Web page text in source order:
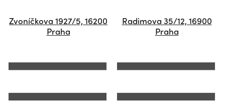
Zvoníčkova 1927/5, 16200
Praha
Radimova 35/12, 16900
Praha